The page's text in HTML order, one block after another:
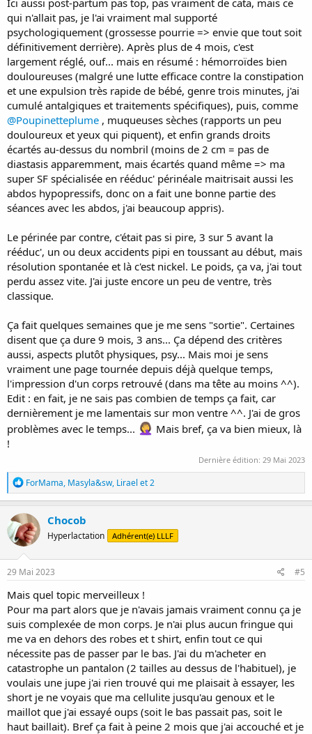
qui n'allait pas, je l'ai vraiment mal supporté
psychologiquement (grossesse pourrie => envie que tout soit
définitivement derrière). Après plus de 4 mois, c'est
largement réglé, ouf... mais en résumé : hémorroïdes bien
douloureuses (malgré une lutte efficace contre la constipation
et une expulsion très rapide de bébé, genre trois minutes, j'ai
cumulé antalgiques et traitements spécifiques), puis, comme
@Poupinetteplume , muqueuses sèches (rapports un peu
douloureux et yeux qui piquent), et enfin grands droits
écartés au-dessus du nombril (moins de 2 cm = pas de
diastasis apparemment, mais écartés quand même => ma
super SF spécialisée en rééduc' périnéale maitrisait aussi les
abdos hypopressifs, donc on a fait une bonne partie des
séances avec les abdos, j'ai beaucoup appris).
Le périnée par contre, c'était pas si pire, 3 sur 5 avant la
rééduc', un ou deux accidents pipi en toussant au début, mais
résolution spontanée et là c'est nickel. Le poids, ça va, j'ai tout
perdu assez vite. J'ai juste encore un peu de ventre, très
classique.
Ça fait quelques semaines que je me sens "sortie". Certaines
disent que ça dure 9 mois, 3 ans... Ça dépend des critères
aussi, aspects plutôt physiques, psy... Mais moi je sens
vraiment une page tournée depuis déjà quelque temps,
l'impression d'un corps retrouvé (dans ma tête au moins ^^).
Edit : en fait, je ne sais pas combien de temps ça fait, car
dernièrement je me lamentais sur mon ventre ^^. J'ai de gros
problèmes avec le temps...
Mais bref, ça va bien mieux, là
!
Dernière édition: 29 Mai 2023
R
é
a
c
t
i
o
n
s
ForMama, Masyla&sw, Lirael et 2
Chocob
Hyperlactation Adhérent(e) LLLF
29 Mai 2023 #5
Mais quel topic merveilleux !
Pour ma part alors que je n'avais jamais vraiment connu ça je
suis complexée de mon corps. Je n'ai plus aucun fringue qui
me va en dehors des robes et t shirt, enfin tout ce qui
nécessite pas de passer par le bas. J'ai du m'acheter en
catastrophe un pantalon (2 tailles au dessus de l'habituel), je
voulais une jupe j'ai rien trouvé qui me plaisait à essayer, les
short je ne voyais que ma cellulite jusqu'au genoux et le
maillot que j'ai essayé oups (soit le bas passait pas, soit le
haut baillait). Bref ça fait à peine 2 mois que j'ai accouché et je